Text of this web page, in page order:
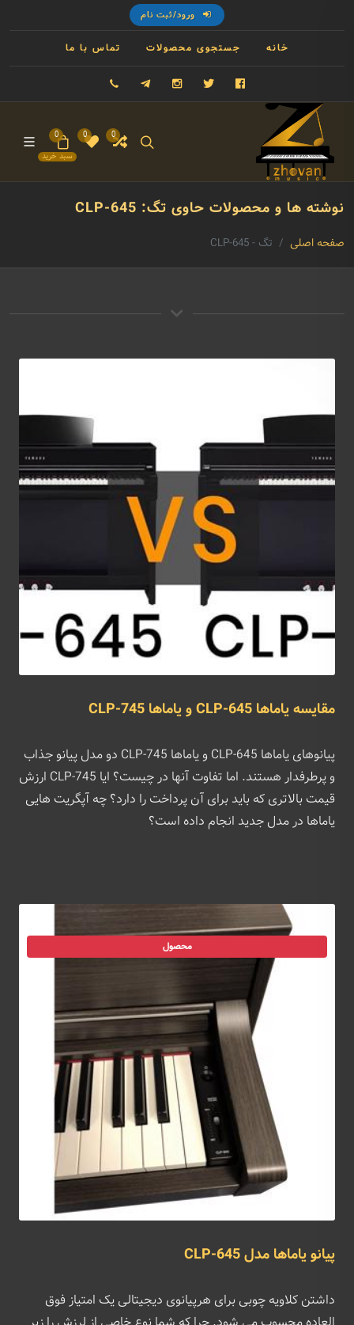
ورود/ثبت نام
خانه جستجوی محصولات تماس با ما
فیسبوک توییتر اینستاگرام تلگرام
0
0
سبد خرید
0
نوشته ها و محصولات حاوی تگ: CLP-645
صفحه اصلی تگ - CLP-645
مقایسه یاماها CLP-645 و یاماها CLP-745
پیانوهای یاماها CLP-645 و یاماها CLP-745 دو مدل پیانو جذاب
و پرطرفدار هستند. اما تفاوت آنها در چیست؟ ایا CLP-745 ارزش
قیمت بالاتری که باید برای آن پرداخت را دارد؟ چه آپگریت هایی
یاماها در مدل جدید انجام داده است؟
محصول
پیانو یاماها مدل CLP-645
داشتن کلاویه چوبی برای هرپیانوی دیجیتالی یک امتیاز فوق